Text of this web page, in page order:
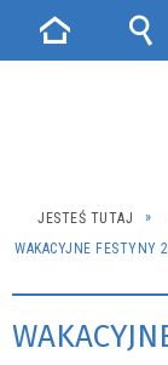
JESTEŚ TUTAJ
WAKACYJNE FESTYNY
Strona